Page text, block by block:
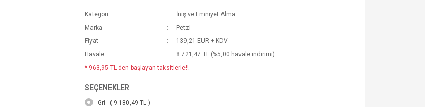
Kategori
İniş ve Emniyet Alma
Marka
Petzl
Fiyat
139,21 EUR + KDV
Havale
8.721,47 TL (%5,00 havale indirimi)
* 963,95 TL den başlayan taksitlerle!!
SEÇENEKLER
Gri - ( 9.180,49 TL )